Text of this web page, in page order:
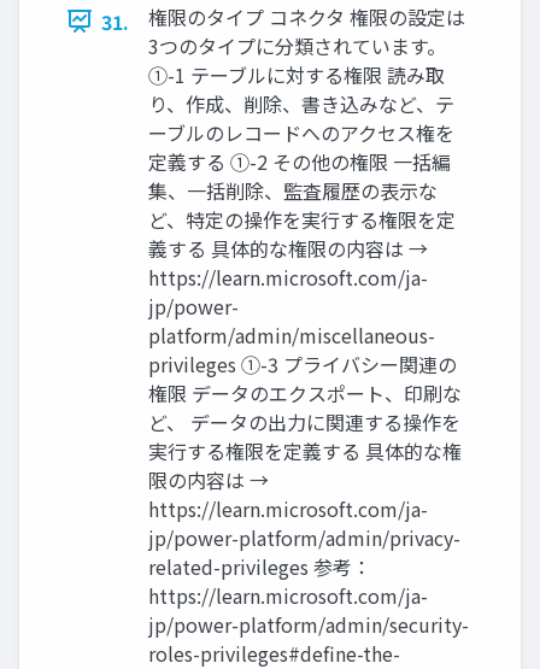
31.
権限のタイプ コネクタ 権限の設定は
3つのタイプに分類されています。
①-1 テーブルに対する権限 読み取
り、作成、削除、書き込みなど、テ
ーブルのレコードへのアクセス権を
定義する ①-2 その他の権限 一括編
集、一括削除、監査履歴の表示な
ど、特定の操作を実行する権限を定
義する 具体的な権限の内容は →
https://learn.microsoft.com/ja-
jp/power-
platform/admin/miscellaneous-
privileges ①-3 プライバシー関連の
権限 データのエクスポート、印刷な
ど、 データの出力に関連する操作を
実行する権限を定義する 具体的な権
限の内容は →
https://learn.microsoft.com/ja-
jp/power-platform/admin/privacy-
related-privileges 参考：
https://learn.microsoft.com/ja-
jp/power-platform/admin/security-
roles-privileges#define-the-